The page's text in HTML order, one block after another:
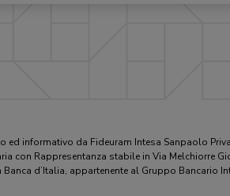
informativo da Fideuram Intesa Sanpaolo
con Rappresentanza stabile in Via Melchiorre
d’Italia, appartenente al Gruppo Bancario